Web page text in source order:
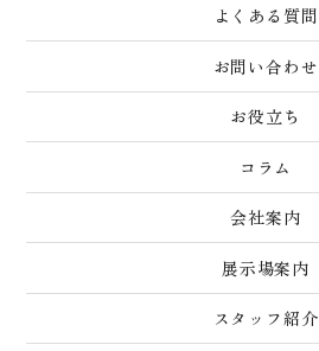
よくある質問
お問い合わせ
お役立ち
コラム
会社案内
展示場案内
スタッフ紹介